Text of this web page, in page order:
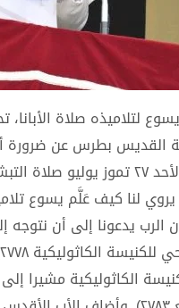
لتلاميذه صلاة
بطرس عن ضرورة
تلا قداسة البابا لاوُن الرابع
يدعونا إلى أن نتوجه
الكاثوليكية ٢٧٧٨)
الكاثوليكية مشيرا